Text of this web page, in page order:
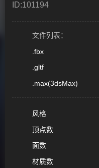
ID:101194
文件列表：
.fbx
.gltf
.max(3dsMax)
风格
顶点数
面数
材质数